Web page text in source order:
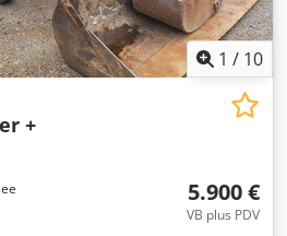
1 / 10
+
5.900 €
VB plus PDV